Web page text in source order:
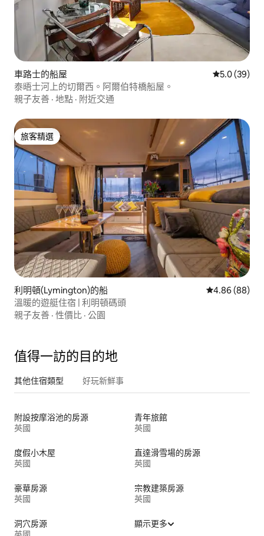
車路士的船屋 從 39 則評
5.0 (39)
泰晤士河上的切爾西。阿爾伯特橋船屋。
親子友善 · 地點 · 附近交通
旅客精選
旅客精選
利明頓(Lymington)的船 從 88 則評價
4.86 (88)
溫暖的遊艇住宿 | 利明頓碼頭
親子友善 · 性價比 · 公園
值得一訪的目的地
其他住宿類型 好玩新鮮事
附設按摩浴池的房源
英國
青年旅館
英國
度假小木屋
英國
直達滑雪場的房源
英國
豪華房源
英國
宗教建築房源
英國
洞穴房源
顯示更多